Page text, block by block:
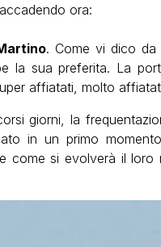
ora:
. Come vi dico da
la sua preferita. La
affiatati, molto
giorni, la
in un primo
come si evolverà il